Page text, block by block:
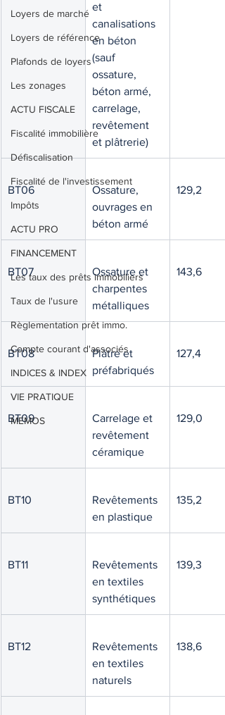
Loyers de marché
Loyers de référence
Plafonds de loyers
Les zonages
ACTU FISCALE
Fiscalité immobilière
Défiscalisation
Fiscalité de l'investissement
Impôts
ACTU PRO
FINANCEMENT
Les taux des prêts immobiliers
Taux de l'usure
Règlementation prêt immo.
Compte courant d'associés
INDICES & INDEX
VIE PRATIQUE
MEMOS
et
canalisations
en béton
(sauf
ossature,
béton armé,
carrelage,
revêtement
et plâtrerie)
BT06
Ossature,
ouvrages en
béton armé
129,2
BT07
Ossature et
charpentes
métalliques
143,6
BT08
Plâtre et
préfabriqués
127,4
BT09
Carrelage et
revêtement
céramique
129,0
BT10
Revêtements
en plastique
135,2
BT11
Revêtements
en textiles
synthétiques
139,3
BT12
Revêtements
en textiles
naturels
138,6